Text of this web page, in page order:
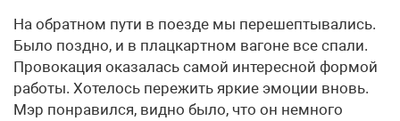
На обратном пути в поезде мы перешептывались.
Было поздно, и в плацкартном вагоне все спали.
Провокация оказалась самой интересной формой
работы. Хотелось пережить яркие эмоции вновь.
Мэр понравился, видно было, что он немного